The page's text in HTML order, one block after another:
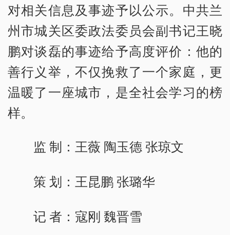
对相关信息及事迹予以公示。中共兰
州市城关区委政法委员会副书记王晓
鹏对谈磊的事迹给予高度评价：他的
善行义举，不仅挽救了一个家庭，更
温暖了一座城市，是全社会学习的榜
样。
监 制：王薇 陶玉德 张琼文
策 划：王昆鹏 张璐华
记 者：寇刚 魏晋雪